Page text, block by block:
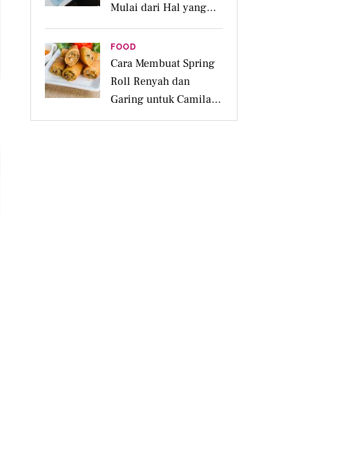
Mulai dari Hal yang
Disukai
FOOD
Cara Membuat Spring
Roll Renyah dan
Garing untuk Camilan
Pesta